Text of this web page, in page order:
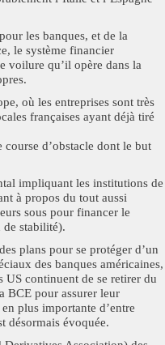
les banques, et de la
le système financier
voilure qu’il opère dans la
où les entreprises sont très
françaises ayant déjà tiré
d’obstacle dont le but
impliquant les institutions de
à propos du tout aussi
sous pour financer le
de stabilité).
plans pour se protéger d’un
des banques américaines,
US continuent de se retirer du
BCE pour assurer leur
plus importante d’entre
désormais évoquée.